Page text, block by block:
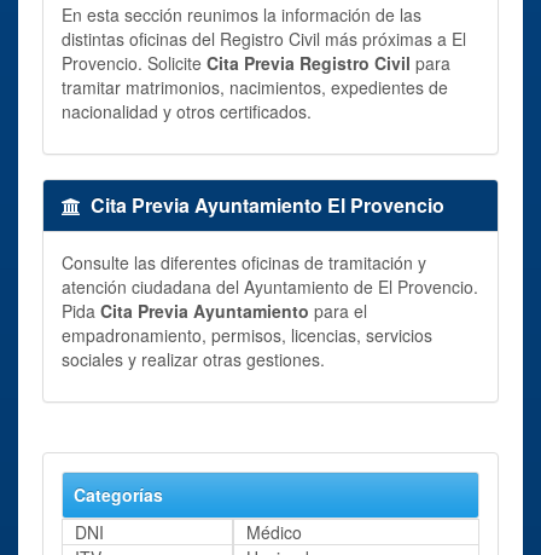
En esta sección reunimos la información de las
distintas oficinas del Registro Civil más próximas a El
Provencio. Solicite Cita Previa Registro Civil para
tramitar matrimonios, nacimientos, expedientes de
nacionalidad y otros certificados.
Cita Previa Ayuntamiento El Provencio
Consulte las diferentes oficinas de tramitación y
atención ciudadana del Ayuntamiento de El Provencio.
Pida Cita Previa Ayuntamiento para el
empadronamiento, permisos, licencias, servicios
sociales y realizar otras gestiones.
Categorías
DNI
Médico